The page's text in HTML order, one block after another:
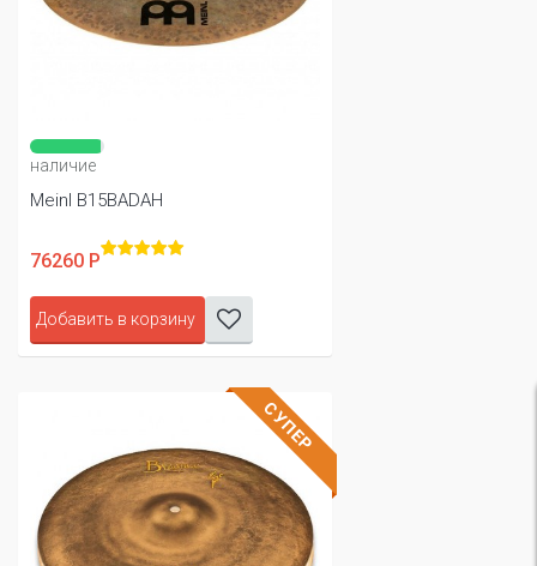
наличие
Meinl B15BADAH
76260 Р
Добавить в корзину
СУПЕР